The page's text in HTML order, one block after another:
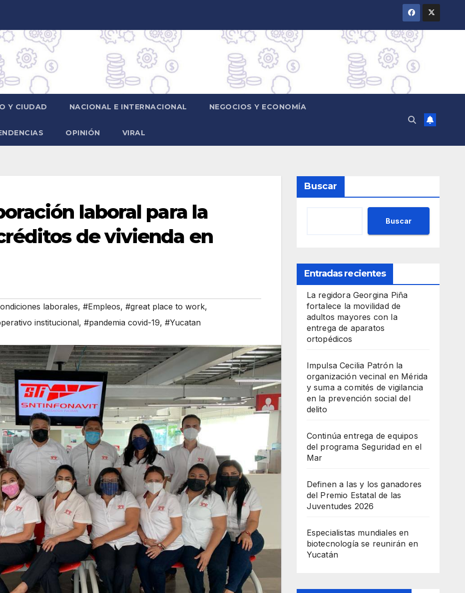
Y CIUDAD NACIONAL E INTERNACIONAL NEGOCIOS Y ECONOMÍA
OPINIÓN VIRAL
laboral para la
de vivienda en
laborales, #Empleos, #great place to work,
institucional, #pandemia covid-19, #Yucatan
Buscar
Buscar
Entradas recientes
La regidora Georgina Piña
fortalece la movilidad de
adultos mayores con la
entrega de aparatos
ortopédicos
Impulsa Cecilia Patrón la
organización vecinal en Mérida
y suma a comités de vigilancia
en la prevención social del
delito
Continúa entrega de equipos
del programa Seguridad en el
Mar
Definen a las y los ganadores
del Premio Estatal de las
Juventudes 2026
Especialistas mundiales en
biotecnología se reunirán en
Yucatán